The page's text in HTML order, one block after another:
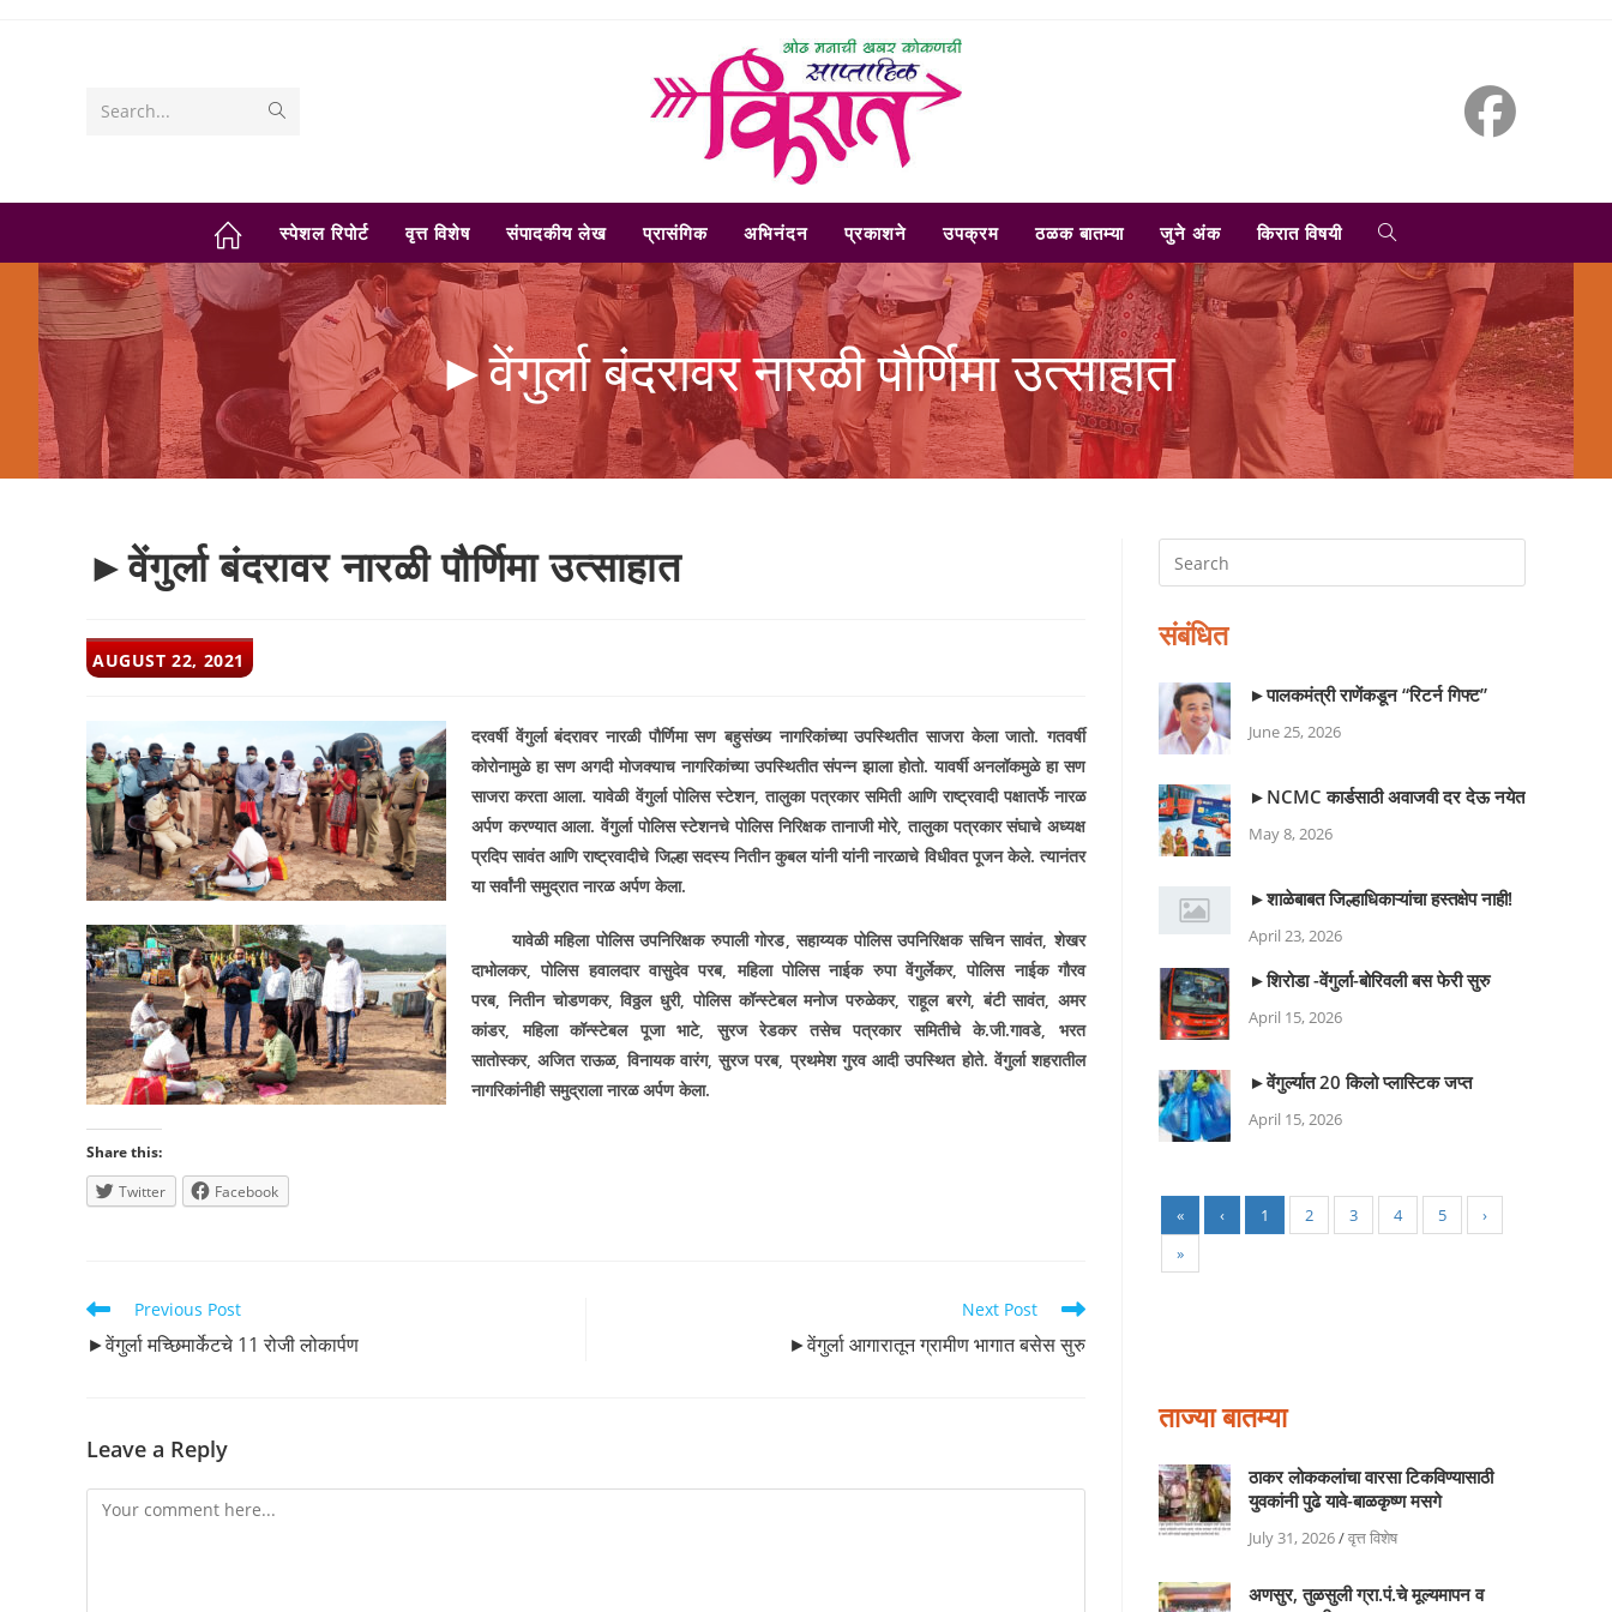
Search...
स्पेशल रिपोर्ट वृत्त विशेष संपादकीय लेख प्रासंगिक अभिनंदन प्रकाशने उपक्रम ठळक बातम्या जुने अंक किरात विषयी TOGGLE
WEBSITE
SEARCH
►वेंगुर्ला बंदरावर नारळी पौर्णिमा उत्साहात
►वेंगुर्ला बंदरावर नारळी पौर्णिमा उत्साहात
POST
PUBLISHED:
AUGUST 22, 2021
दरवर्षी वेंगुर्ला बंदरावर नारळी पौर्णिमा सण बहुसंख्य नागरिकांच्या उपस्थितीत साजरा केला जातो. गतवर्षी
कोरोनामुळे हा सण अगदी मोजक्याच नागरिकांच्या उपस्थितीत संपन्न झाला होतो. यावर्षी अनलॉकमुळे हा सण
साजरा करता आला. यावेळी वेंगुर्ला पोलिस स्टेशन,तालुका पत्रकार समिती आणि राष्ट्रवादी पक्षातर्फे नारळ
अर्पण करण्यात आला. वेंगुर्ला पोलिस स्टेशनचे पोलिस निरिक्षक तानाजी मोरे,तालुका पत्रकार संघाचे अध्यक्ष
प्रदिप सावंत आणि राष्ट्रवादीचे जिल्हा सदस्य नितीन कुबल यांनी यांनी नारळाचे विधीवत पूजन केले. त्यानंतर
या सर्वांनी समुद्रात नारळ अर्पण केला.
यावेळी महिला पोलिस उपनिरिक्षक रुपाली गोरड,सहाय्यक पोलिस उपनिरिक्षक सचिन सावंत,शेखर
दाभोलकर,पोलिस हवालदार वासुदेव परब,महिला पोलिस नाईक रुपा वेंगुर्लेकर,पोलिस नाईक गौरव
परब,नितीन चोडणकर,विठ्ठल धुरी,पोलिस कॉन्स्टेबल मनोज परुळेकर,राहूल बरगे,बंटी सावंत,अमर
कांडर,महिला कॉन्स्टेबल पूजा भाटे,सुरज रेडकर तसेच पत्रकार समितीचे के.जी.गावडे,भरत
सातोस्कर,अजित राऊळ,विनायक वारंग,सुरज परब,प्रथमेश गुरव आदी उपस्थित होते.वेंगुर्ला शहरातील
नागरिकांनीही समुद्राला नारळ अर्पण केला.
Share this:
Twitter
Facebook
Read
more
articles
Previous Post
►वेंगुर्ला मच्छिमार्केटचे 11 रोजी लोकार्पण
Next Post
►वेंगुर्ला आगारातून ग्रामीण भागात बसेस सुरु
Leave a Reply
Comment
संबंधित
►पालकमंत्री राणेंकडून “रिटर्न गिफ्ट”
June 25, 2026
►NCMC कार्डसाठी अवाजवी दर देऊ नयेत
May 8, 2026
►शाळेबाबत जिल्हाधिकाऱ्यांचा हस्तक्षेप नाही!
April 23, 2026
►शिरोडा -वेंगुर्ला-बोरिवली बस फेरी सुरु
April 15, 2026
►वेंगुर्ल्यात 20 किलो प्लास्टिक जप्त
April 15, 2026
« ‹ 1 2 3 4 5
›
»
ताज्या बातम्या
ठाकर लोककलांचा वारसा टिकविण्यासाठी
युवकांनी पुढे यावे-बाळकृष्ण मसगे
July 31, 2026/वृत्त विशेष
अणसुर, तुळसुली ग्रा.पं.चे मूल्यमापन व